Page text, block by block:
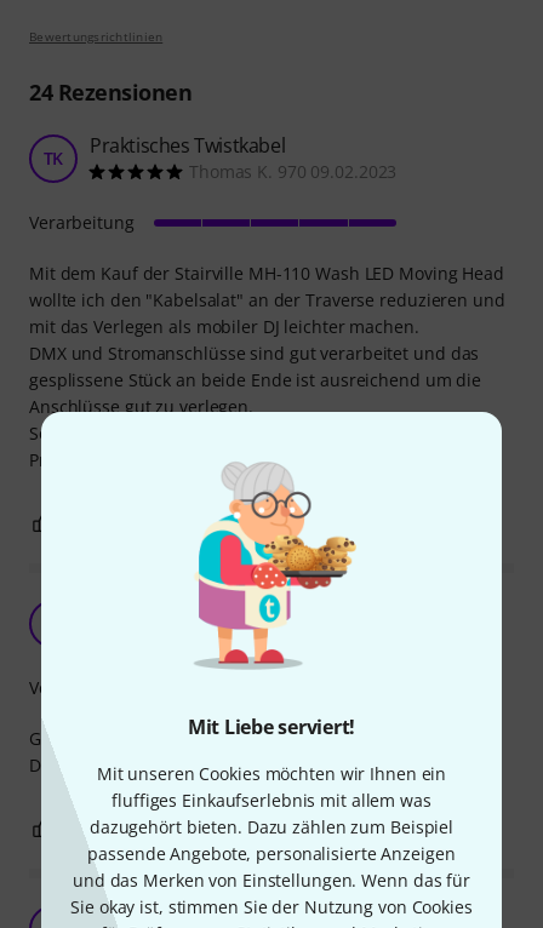
Mit Liebe serviert!
Mit unseren Cookies möchten wir Ihnen ein
fluffiges Einkaufserlebnis mit allem was
dazugehört bieten. Dazu zählen zum Beispiel
passende Angebote, personalisierte Anzeigen
und das Merken von Einstellungen. Wenn das für
Sie okay ist, stimmen Sie der Nutzung von Cookies
Bewertungsrichtlinien
24Rezensionen
TK Praktisches Twistkabel
Thomas K. 970 09.02.2023
Mit dem Kauf der Stairville MH-110 Wash LED Moving Head
wollte ich den "Kabelsalat" an der Traverse reduzieren und
mit das Verlegen als mobiler DJ leichter machen.
DMX und Stromanschlüsse sind gut verarbeitet und das
gesplissene Stück an beide Ende ist ausreichend um die
Anschlüsse gut zu verlegen.
Solide Verarbeitung, deswegen und wegen der
Praktikabilität 5*
Verarbeitung
BEWERTUNG MELDEN
Absolut tadelloses Kabel
Drops 23.03.2022
Ganz egal was es für tolle und noch viel teurere Kabel gibt.
Das hier reicht mehr als. Top verarbeitet und funktioniert.
Verarbeitung
0 BEWERTUNG MELDEN
Sehr mangelhaft